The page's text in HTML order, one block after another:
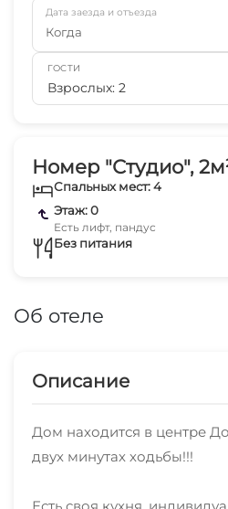
Номер "Студио",
Спальных мест: 4
Этаж: 0
Есть лифт, пандус
Без питания
Об отеле
Описание
Дом находится в центре
двух минутах ходьбы!!!
Дата заезда и отъезда
Когда
ГОСТИ
Взрослых: 2